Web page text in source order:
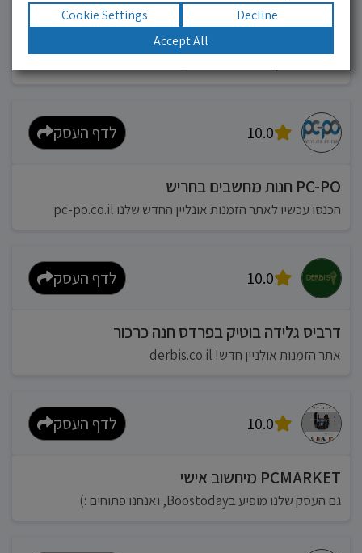
10.0 לדף העסק
PC-PO חנות מחשבים בחריש
הכנסו עכשיו לאתר הזמנות אונליין החדש שלנו pc-po.co.il
10.0 לדף העסק
דרביס גלידה בוטיק בפרדס חנה כרכור
אתר הזמנות אולניין חדש! derbis.co.il
10.0 לדף העסק
PCMARKET מיחשוב אישי
גם העסק שלנו מופיע בBoostoday, ואנחנו פתוחים :)
Decline
Cookie Settings
Accept All